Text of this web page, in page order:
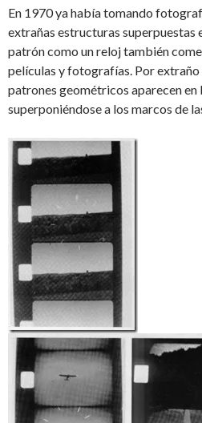
En 1970 ya había tomando
extrañas estructuras superpuestas
patrón como un reloj también
películas y fotografías. Por extraño
patrones geométricos aparecen en
superponiéndose a los marcos de